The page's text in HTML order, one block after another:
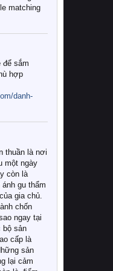
matching
để sắm
hợp
danh-
thuần là nơi
một ngày
còn là
gu thẩm
gia chủ.
chốn
ngay tại
bộ sản
cấp là
sản
lại cảm